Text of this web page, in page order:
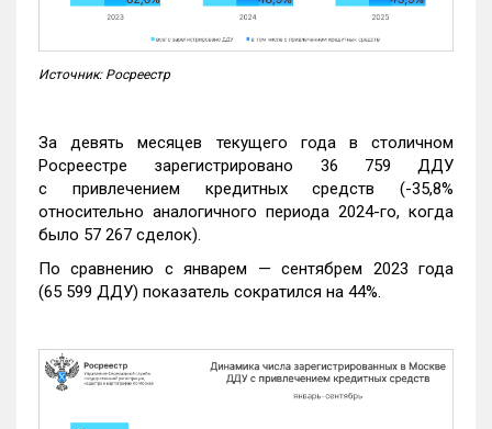
Источник: Росреестр
За девять месяцев текущего года в столичном
Росреестре зарегистрировано 36 759 ДДУ
с привлечением кредитных средств (-35,8%
относительно аналогичного периода 2024-го, когда
было 57 267 сделок).
По сравнению с январем — сентябрем 2023 года
(65 599 ДДУ) показатель сократился на 44%.